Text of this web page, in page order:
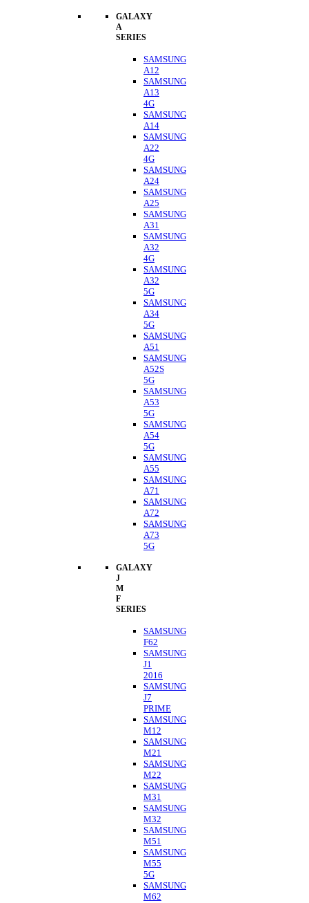
GALAXY
A
SERIES
SAMSUNG
A12
SAMSUNG
A13
4G
SAMSUNG
A14
SAMSUNG
A22
4G
SAMSUNG
A24
SAMSUNG
A25
SAMSUNG
A31
SAMSUNG
A32
4G
SAMSUNG
A32
5G
SAMSUNG
A34
5G
SAMSUNG
A51
SAMSUNG
A52S
5G
SAMSUNG
A53
5G
SAMSUNG
A54
5G
SAMSUNG
A55
SAMSUNG
A71
SAMSUNG
A72
SAMSUNG
A73
5G
GALAXY
J
M
F
SERIES
SAMSUNG
F62
SAMSUNG
J1
2016
SAMSUNG
J7
PRIME
SAMSUNG
M12
SAMSUNG
M21
SAMSUNG
M22
SAMSUNG
M31
SAMSUNG
M32
SAMSUNG
M51
SAMSUNG
M55
5G
SAMSUNG
M62